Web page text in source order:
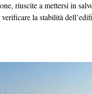
riuscite a mettersi in
la stabilità